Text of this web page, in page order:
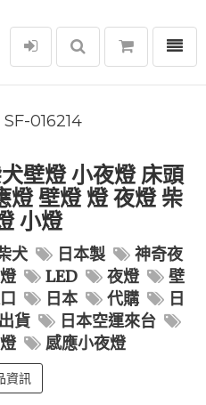
選單
SF-016214
壁燈 小夜燈 床頭
燈 壁燈 燈 夜燈 柴
小燈
犬 日本製
神奇夜
LED 夜燈
壁
日本 代購
日
貨
日本空運來台
感應小夜燈
資訊